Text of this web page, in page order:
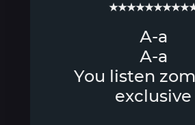
А-а
А-а
You listen
exclusive